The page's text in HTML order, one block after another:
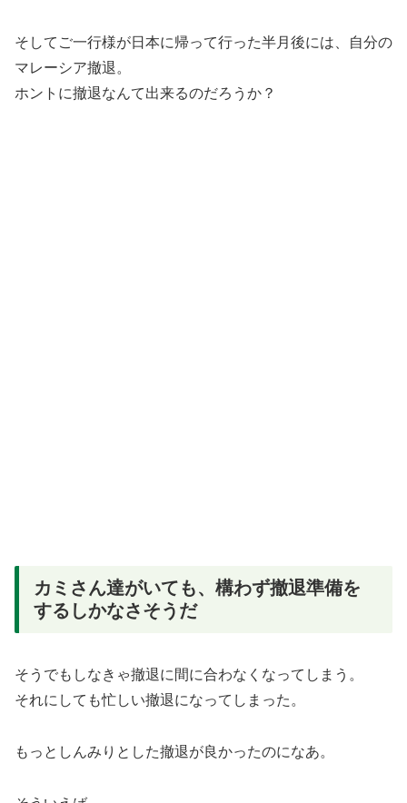
そしてご一行様が日本に帰って行った半月後には、自分の
マレーシア撤退。
ホントに撤退なんて出来るのだろうか？
カミさん達がいても、構わず撤退準備を
するしかなさそうだ
そうでもしなきゃ撤退に間に合わなくなってしまう。
それにしても忙しい撤退になってしまった。
もっとしんみりとした撤退が良かったのになあ。